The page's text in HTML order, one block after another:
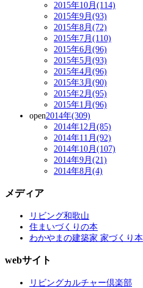
2015年10月(114)
2015年9月(93)
2015年8月(72)
2015年7月(110)
2015年6月(96)
2015年5月(93)
2015年4月(96)
2015年3月(90)
2015年2月(95)
2015年1月(96)
open2014年(309)
2014年12月(85)
2014年11月(92)
2014年10月(107)
2014年9月(21)
2014年8月(4)
メディア
リビング和歌山
住まいづくりの本
わかやまの建築家 家づくり本
webサイト
リビングカルチャー倶楽部